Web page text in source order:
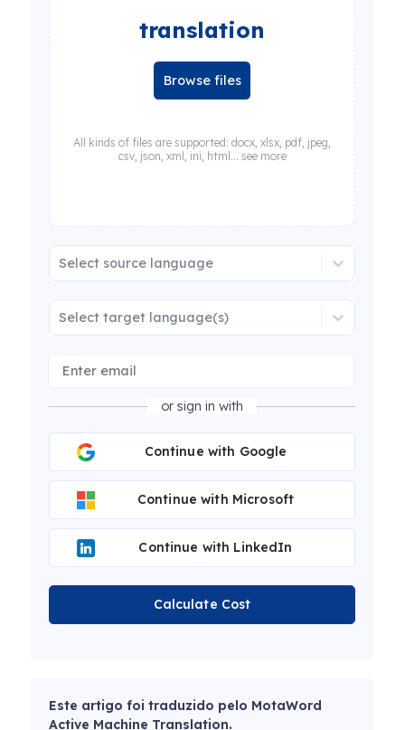
translation
Browse files
All kinds of files are supported: docx, xlsx, pdf, jpeg,
csv, json, xml, ini, html... see more
Select source language
Select target language(s)
or sign in with
Continue with Google
Continue with Microsoft
Continue with LinkedIn
Calculate Cost
Este artigo foi traduzido pelo MotaWord
Active Machine Translation.